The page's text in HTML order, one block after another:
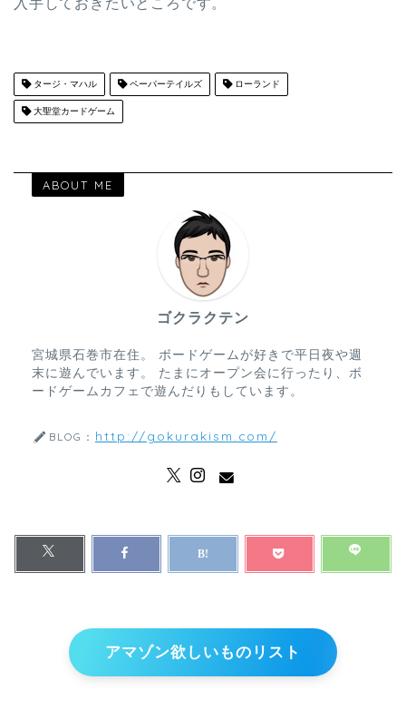
タージ・マハル ペーパーテイルズ ローランド
大聖堂カードゲーム
ABOUT ME
ゴクラクテン
宮城県石巻市在住。 ボードゲームが好きで平日夜や週
末に遊んでいます。 たまにオープン会に行ったり、ボ
ードゲームカフェで遊んだりもしています。
BLOG： http://gokurakism.com/
アマゾン欲しいものリスト